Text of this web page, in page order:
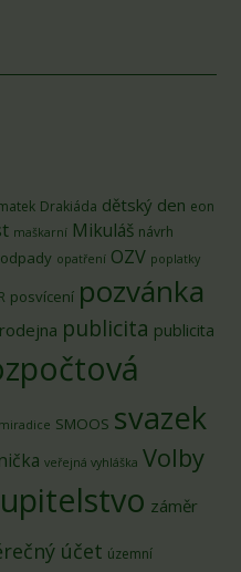
Drakiáda dětský den eon
maškarní Mikuláš návrh
odpady opatření OZV poplatky
posvícení pozvánka
publicita publicita
SMOOS svazek
veřejná vyhláška Volby
záměr
účet územní